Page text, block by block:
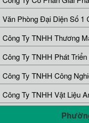
Công Ty TNHH Phát
Công Ty TNHH Công
Công Ty TNHH Vật Liệu